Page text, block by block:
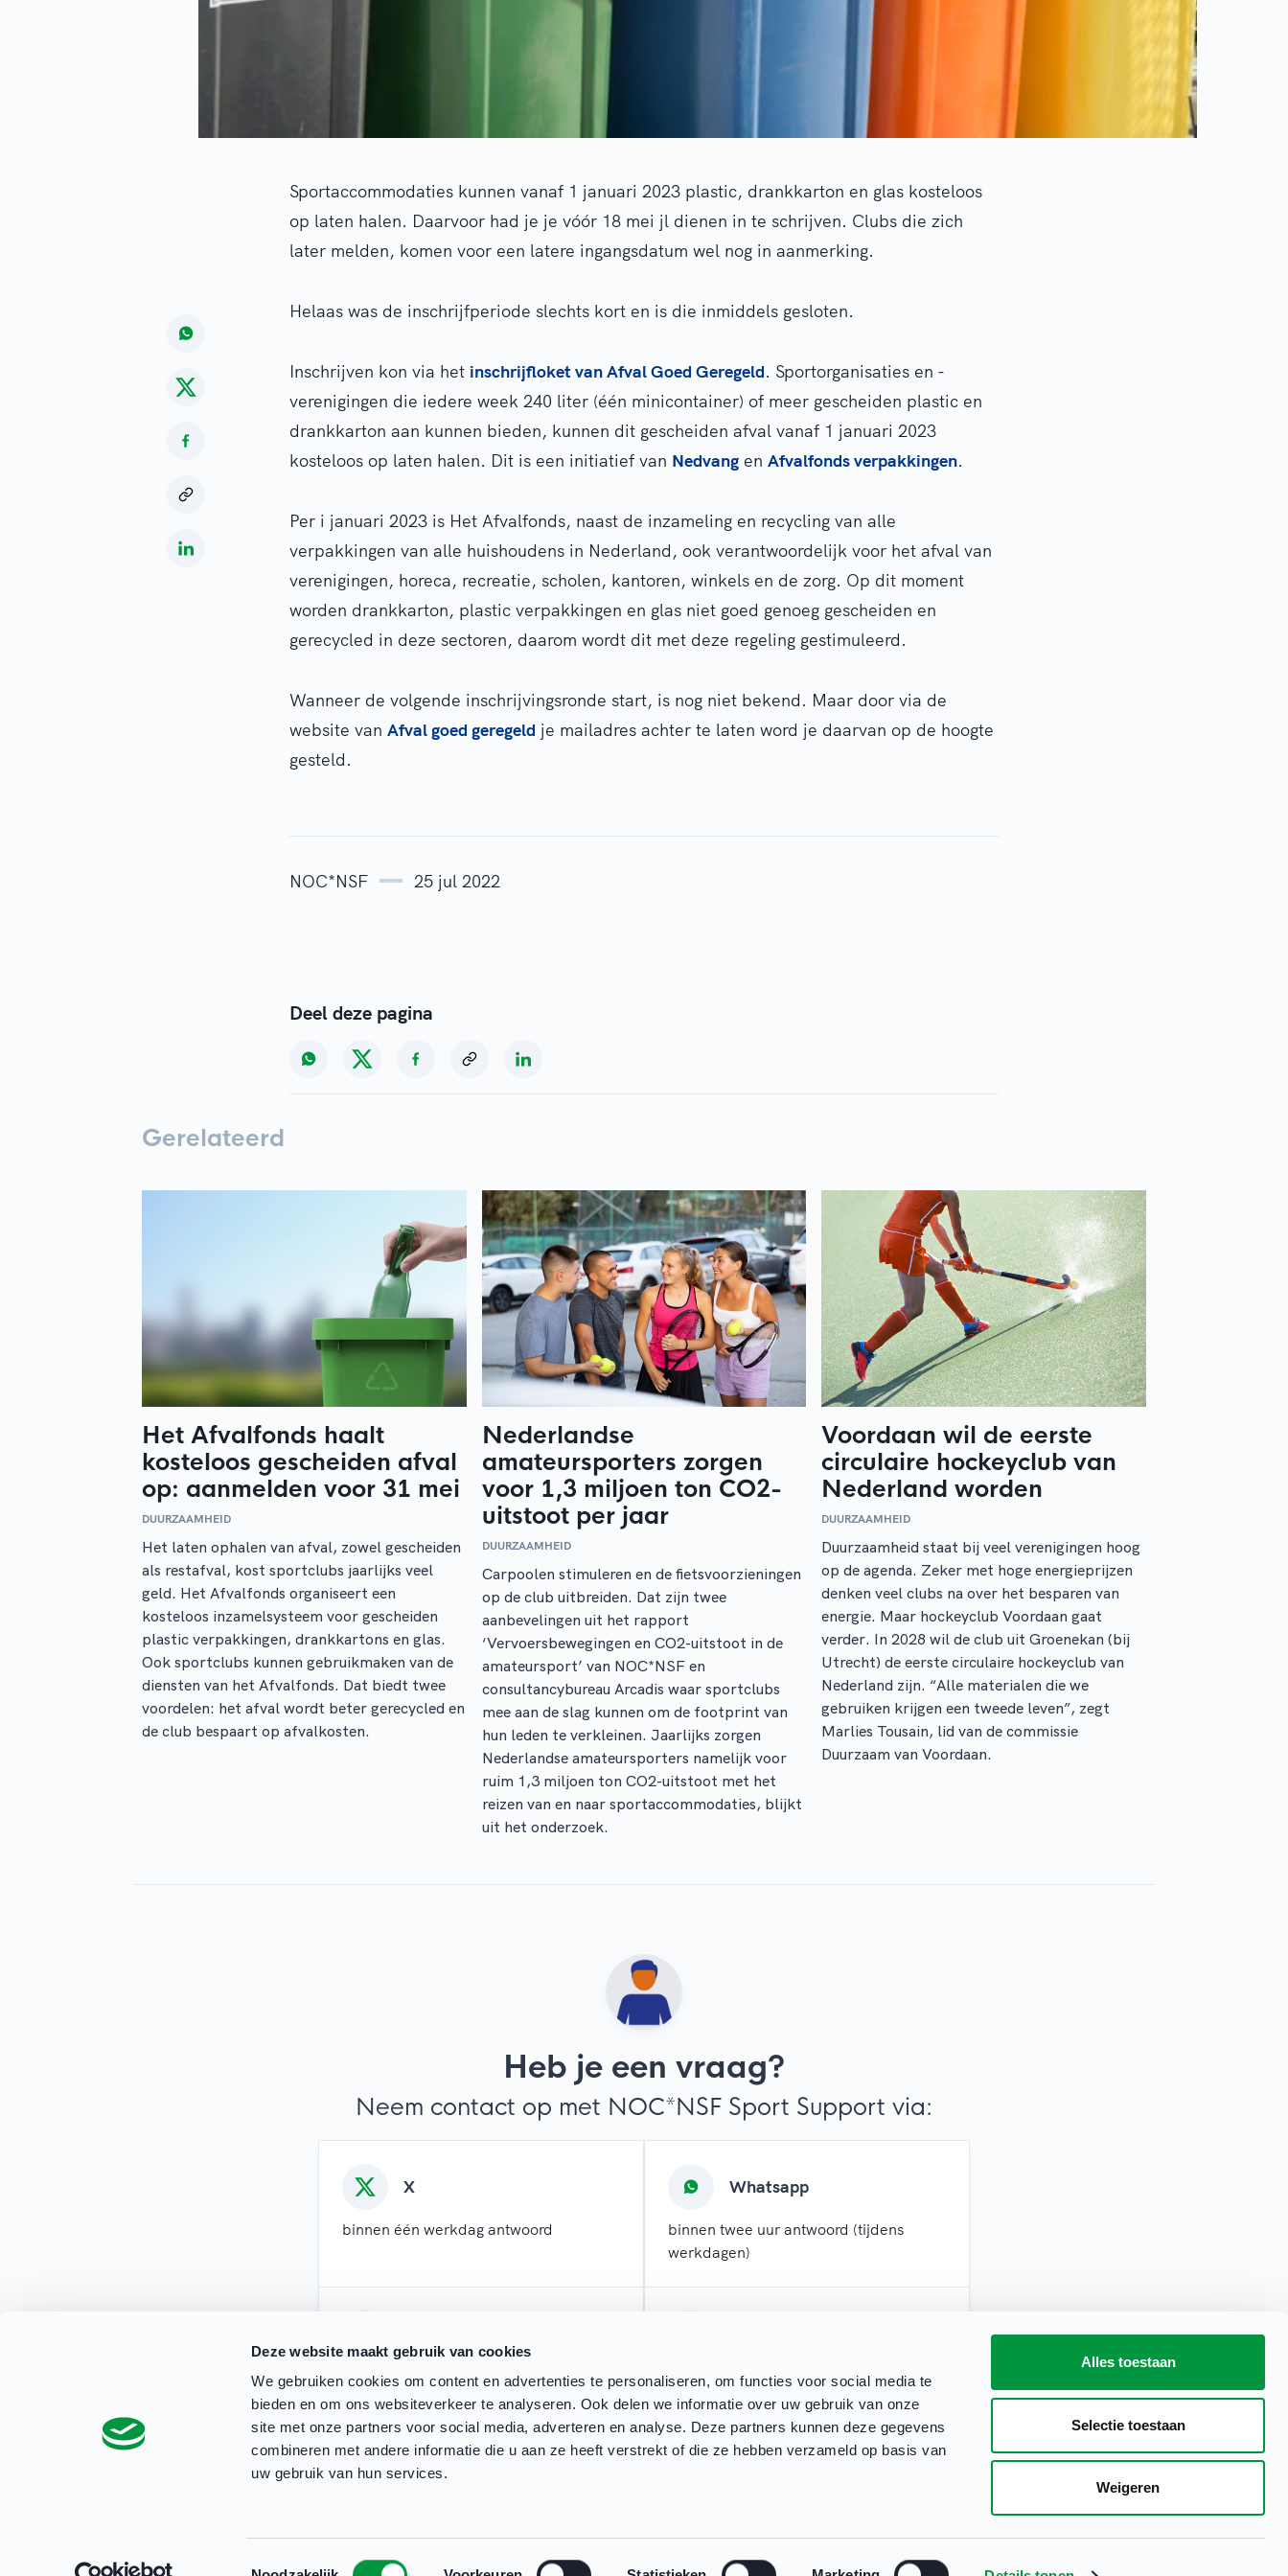
Deze website maakt gebruik van cookies
We gebruiken cookies om content en advertenties te personaliseren, om functies voor social media te
bieden en om ons websiteverkeer te analyseren. Ook delen we informatie over uw gebruik van onze
site met onze partners voor social media, adverteren en analyse. Deze partners kunnen deze gegevens
combineren met andere informatie die u aan ze heeft verstrekt of die ze hebben verzameld op basis van
uw gebruik van hun services.
Toestemmingsselectie
Alles toestaan
Selectie toestaan
Weigeren
Sportaccommodaties kunnen vanaf 1 januari 2023 plastic, drankkarton en glas kosteloos
op laten halen. Daarvoor had je je vóór 18 mei jl dienen in te schrijven. Clubs die zich
later melden, komen voor een latere ingangsdatum wel nog in aanmerking.
Helaas was de inschrijfperiode slechts kort en is die inmiddels gesloten.
Inschrijven kon via het inschrijfloket van Afval Goed Geregeld. Sportorganisaties en -
verenigingen die iedere week 240 liter (één minicontainer) of meer gescheiden plastic en
drankkarton aan kunnen bieden, kunnen dit gescheiden afval vanaf 1 januari 2023
kosteloos op laten halen. Dit is een initiatief van Nedvang en Afvalfonds verpakkingen.
Per i januari 2023 is Het Afvalfonds, naast de inzameling en recycling van alle
verpakkingen van alle huishoudens in Nederland, ook verantwoordelijk voor het afval van
verenigingen, horeca, recreatie, scholen, kantoren, winkels en de zorg. Op dit moment
worden drankkarton, plastic verpakkingen en glas niet goed genoeg gescheiden en
gerecycled in deze sectoren, daarom wordt dit met deze regeling gestimuleerd.
Wanneer de volgende inschrijvingsronde start, is nog niet bekend. Maar door via de
website van Afval goed geregeld je mailadres achter te laten word je daarvan op de hoogte
gesteld.
NOC*NSF 25 jul 2022
Deel deze pagina
Gerelateerd
Het Afvalfonds haalt
kosteloos gescheiden afval
op: aanmelden voor 31 mei
DUURZAAMHEID
Het laten ophalen van afval, zowel gescheiden
als restafval, kost sportclubs jaarlijks veel
geld. Het Afvalfonds organiseert een
kosteloos inzamelsysteem voor gescheiden
plastic verpakkingen, drankkartons en glas.
Ook sportclubs kunnen gebruikmaken van de
diensten van het Afvalfonds. Dat biedt twee
voordelen: het afval wordt beter gerecycled en
de club bespaart op afvalkosten.
Nederlandse
amateursporters zorgen
voor 1,3 miljoen ton CO2-
uitstoot per jaar
DUURZAAMHEID
Carpoolen stimuleren en de fietsvoorzieningen
op de club uitbreiden. Dat zijn twee
aanbevelingen uit het rapport
‘Vervoersbewegingen en CO2-uitstoot in de
amateursport’ van NOC*NSF en
consultancybureau Arcadis waar sportclubs
mee aan de slag kunnen om de footprint van
hun leden te verkleinen. Jaarlijks zorgen
Nederlandse amateursporters namelijk voor
ruim 1,3 miljoen ton CO2-uitstoot met het
reizen van en naar sportaccommodaties, blijkt
uit het onderzoek.
Voordaan wil de eerste
circulaire hockeyclub van
Nederland worden
DUURZAAMHEID
Duurzaamheid staat bij veel verenigingen hoog
op de agenda. Zeker met hoge energieprijzen
denken veel clubs na over het besparen van
energie. Maar hockeyclub Voordaan gaat
verder. In 2028 wil de club uit Groenekan (bij
Utrecht) de eerste circulaire hockeyclub van
Nederland zijn. “Alle materialen die we
gebruiken krijgen een tweede leven”, zegt
Marlies Tousain, lid van de commissie
Duurzaam van Voordaan.
Heb je een vraag?
Neem contact op met NOC*NSF Sport Support via:
X
binnen één werkdag antwoord
Whatsapp
binnen twee uur antwoord (tijdens
werkdagen)
binnen twee werkdagen antwoord direct antwoord (tijdens werkdagen)